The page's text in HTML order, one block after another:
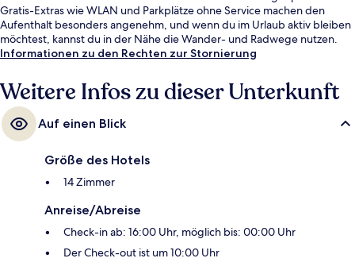
Gratis-Extras wie WLAN und Parkplätze ohne Service machen den
Aufenthalt besonders angenehm, und wenn du im Urlaub aktiv bleiben
möchtest, kannst du in der Nähe die Wander- und Radwege nutzen.
Informationen zu den Rechten zur Stornierung
Weitere Infos zu dieser Unterkunft
Auf einen Blick
Größe des Hotels
14 Zimmer
Anreise/Abreise
Check-in ab: 16:00 Uhr, möglich bis: 00:00 Uhr
Der Check-out ist um 10:00 Uhr